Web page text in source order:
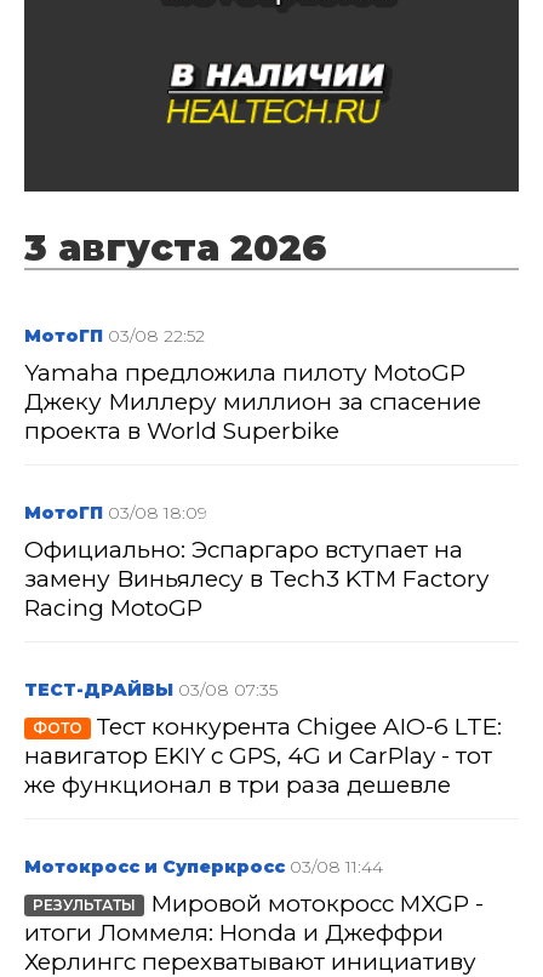
3 августа 2026
МотоГП 03/08 22:52
Yamaha предложила пилоту MotoGP
Джеку Миллеру миллион за спасение
проекта в World Superbike
МотоГП 03/08 18:09
Официально: Эспаргаро вступает на
замену Виньялесу в Tech3 KTM Factory
Racing MotoGP
ТЕСТ-ДРАЙВЫ 03/08 07:35
ФОТО
Тест конкурента Chigee AIO-6 LTE:
навигатор EKIY с GPS, 4G и CarPlay - тот
же функционал в три раза дешевле
Мотокросс и Суперкросс 03/08 11:44
РЕЗУЛЬТАТЫ
Мировой мотокросс MXGP -
итоги Ломмеля: Honda и Джеффри
Херлингс перехватывают инициативу